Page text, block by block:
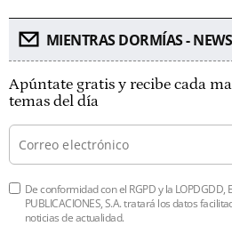
MIENTRAS DORMÍAS -
Apúntate gratis y recibe cada
temas del día
De conformidad con el RGPD y la LOPDGDD,
PUBLICACIONES, S.A. tratará los datos
noticias de actualidad.